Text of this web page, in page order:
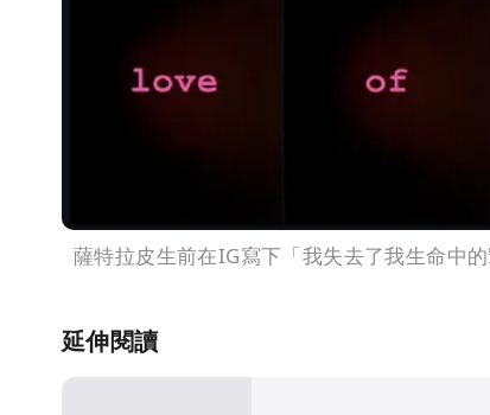
薩特拉皮生前在IG寫下「我失去了我生命中
延伸閱讀